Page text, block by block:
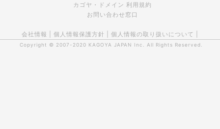
カゴヤ・ドメイン 利用規約
お問い合わせ窓口
会社情報 個人情報保護方針 個人情報の取り扱いについて
Copyright © 2007-2020 KAGOYA JAPAN Inc. All Rights Reserved.